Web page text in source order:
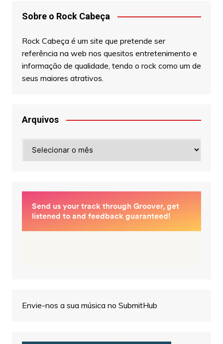
Sobre o Rock Cabeça
Rock Cabeça é um site que pretende ser
referência na web nos quesitos entretenimento e
informação de qualidade, tendo o rock como um de
seus maiores atrativos.
Arquivos
Envie-nos a sua música no SubmitHub